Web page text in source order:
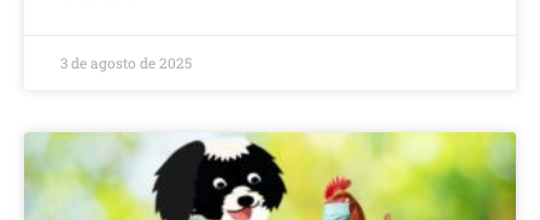
3 de agosto de 2025